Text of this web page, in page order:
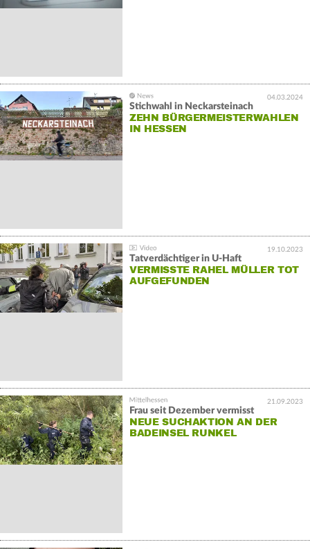
04.03.2024
Stichwahl in Neckarsteinach
ZEHN BÜRGERMEISTERWAHLEN
IN HESSEN
19.10.2023
Tatverdächtiger in U-Haft
VERMISSTE RAHEL MÜLLER TOT
AUFGEFUNDEN
21.09.2023
Frau seit Dezember vermisst
NEUE SUCHAKTION AN DER
BADEINSEL RUNKEL